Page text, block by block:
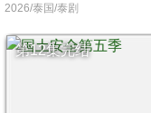
2026/泰国/泰剧
第12集完结